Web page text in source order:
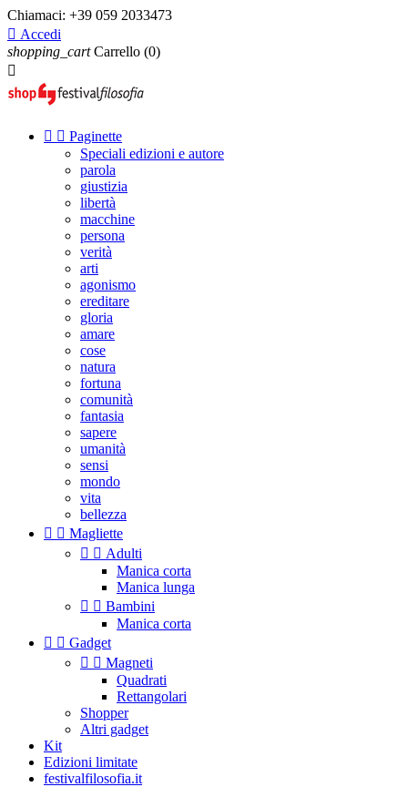
Chiamaci: +39 059 2033473
 Accedi
shopping_cart Carrello (0)

  Paginette
Speciali edizioni e autore
parola
giustizia
libertà
macchine
persona
verità
arti
agonismo
ereditare
gloria
amare
cose
natura
fortuna
comunità
fantasia
sapere
umanità
sensi
mondo
vita
bellezza
  Magliette
  Adulti
Manica corta
Manica lunga
  Bambini
Manica corta
  Gadget
  Magneti
Quadrati
Rettangolari
Shopper
Altri gadget
Kit
Edizioni limitate
festivalfilosofia.it